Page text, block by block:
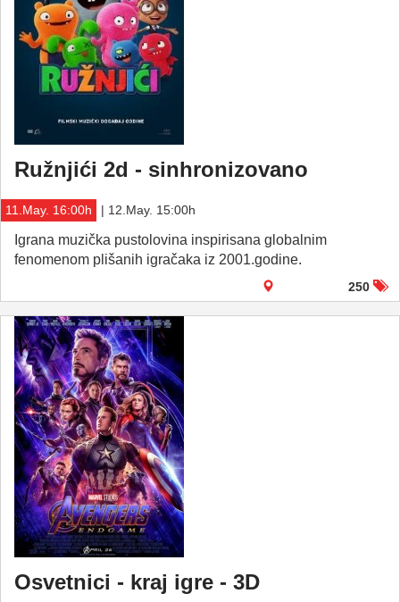
Ružnjići 2d - sinhronizovano
11.May. 16:00h | 12.May. 15:00h
Igrana muzička pustolovina inspirisana globalnim
fenomenom plišanih igračaka iz 2001.godine.
250
Osvetnici - kraj igre - 3D